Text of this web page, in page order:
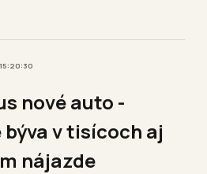
nové auto -
býva v tisícoch aj
nájazde